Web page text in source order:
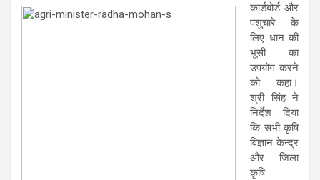
कार्डबोर्ड और
पशुचारे के
लिए धान की
भूसी का
उपयोग करने
को कहा।
श्री सिंह ने
निर्देश दिया
कि सभी कृषि
विज्ञान केन्‍द्र
और जिला
कृषि